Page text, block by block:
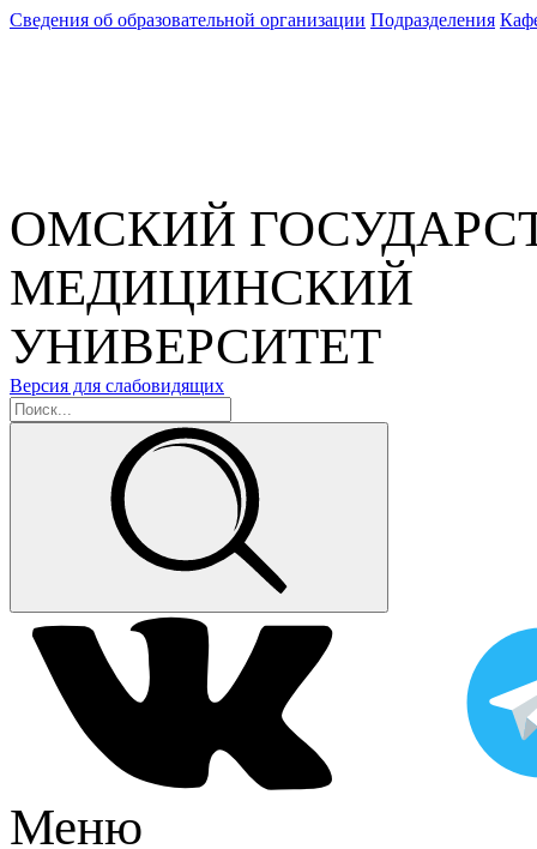
Сведения об образовательной организации Подразделения
ОМСКИЙ
МЕДИЦИНСКИЙ
УНИВЕРСИТЕТ
Версия для слабовидящих
Меню